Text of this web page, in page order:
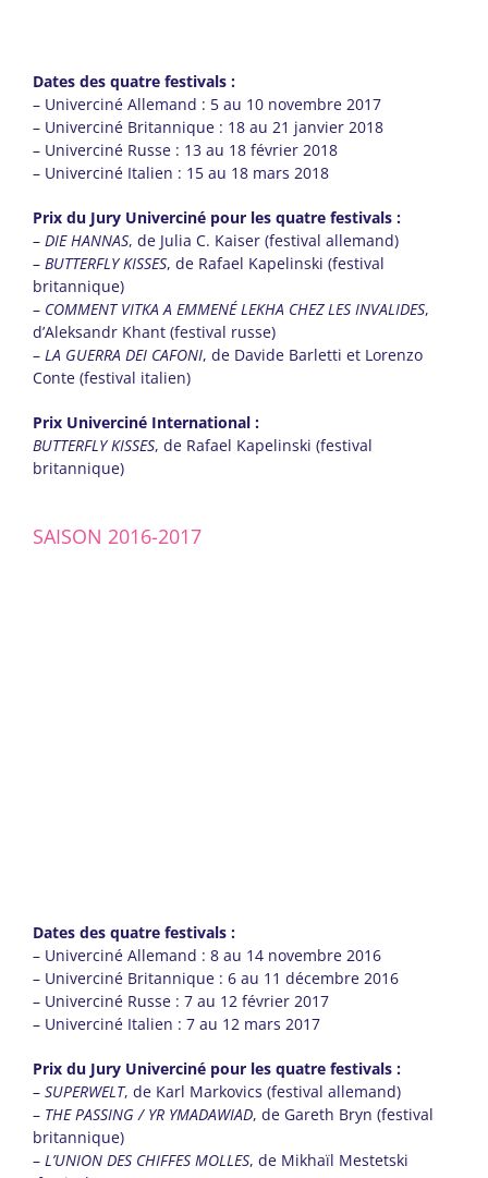
Dates des quatre festivals :
– Univerciné Allemand : 5 au 10 novembre 2017
– Univerciné Britannique : 18 au 21 janvier 2018
– Univerciné Russe : 13 au 18 février 2018
– Univerciné Italien : 15 au 18 mars 2018
Prix du Jury Univerciné pour les quatre festivals :
– DIE HANNAS, de Julia C. Kaiser (festival allemand)
– BUTTERFLY KISSES, de Rafael Kapelinski (festival
britannique)
– COMMENT VITKA A EMMENÉ LEKHA CHEZ LES INVALIDES,
d’Aleksandr Khant (festival russe)
– LA GUERRA DEI CAFONI, de Davide Barletti et Lorenzo
Conte (festival italien)
Prix Univerciné International :
BUTTERFLY KISSES, de Rafael Kapelinski (festival
britannique)
SAISON 2016-2017
Dates des quatre festivals :
– Univerciné Allemand : 8 au 14 novembre 2016
– Univerciné Britannique : 6 au 11 décembre 2016
– Univerciné Russe : 7 au 12 février 2017
– Univerciné Italien : 7 au 12 mars 2017
Prix du Jury Univerciné pour les quatre festivals :
– SUPERWELT, de Karl Markovics (festival allemand)
– THE PASSING / YR YMADAWIAD, de Gareth Bryn (festival
britannique)
– L’UNION DES CHIFFES MOLLES, de Mikhaïl Mestetski